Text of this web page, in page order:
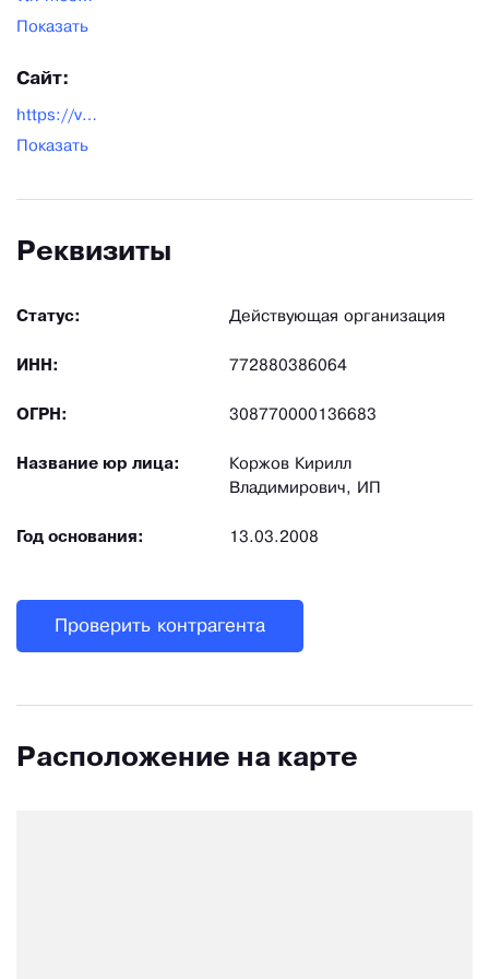
платежа, а для дилеров существуют специальные
Показать
Сайт:
https://vtk-moscow.ru/
Показать
Реквизиты
Статус: Действующая организация
ИНН: 772880386064
ОГРН: 308770000136683
Название юр лица:
Коржов Кирилл
Владимирович, ИП
Год основания: 13.03.2008
Проверить контрагента
Расположение на карте